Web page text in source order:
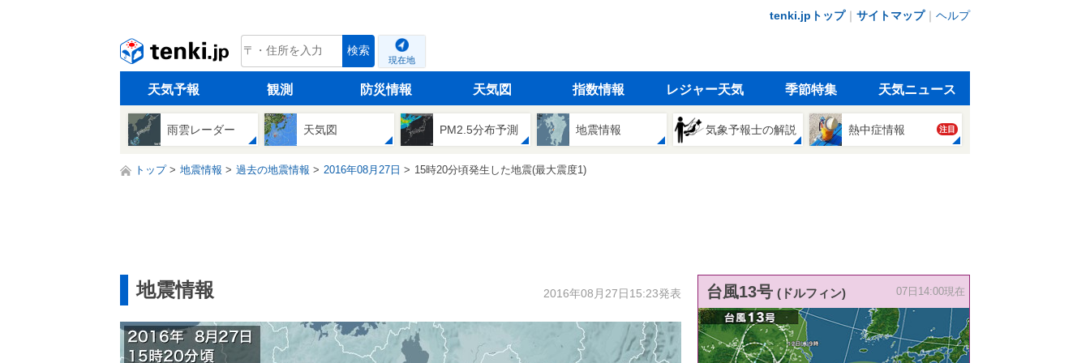
tenki.jpトップ｜ サイトマップ｜ ヘルプ
tenki.jp 検索
現在地
天気予報 観測 防災情報 天気図 指数情報 レジャー天気 季節特集 天気ニュース
雨雲レーダー 天気図 PM2.5分布予測 地震情報 気象予報士の解説 熱中症情報 注目
トップ 地震情報 過去の地震情報 2016年08月27日 15時20分頃発生した地震(最大震度1)
地震情報 2016年08月27日15:23発表 台風13号 (ドルフィン) 07日14:00現在